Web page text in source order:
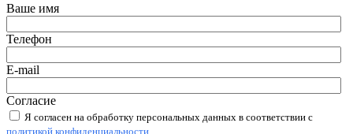
Ваше имя
Телефон
E-mail
Согласие
Я согласен на обработку персональных данных в соответствии с
политикой конфиденциальности